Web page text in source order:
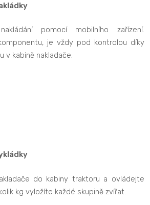
pomocí mobilního zařízení.
je vždy pod kontrolou díky
v kabině nakladače.
do kabiny traktoru a ovládejte
kg vyložíte každé skupině zvířat.